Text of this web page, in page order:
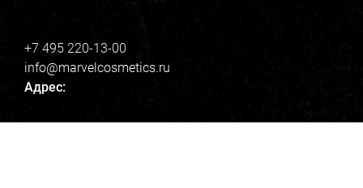
+7 495 220-13-00
info@marvelcosmetics.ru
Адрес: